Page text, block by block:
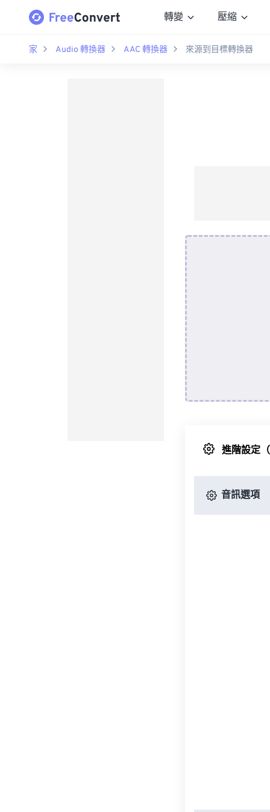
轉變 壓縮
家 Audio 轉換器 AAC 轉換器 來源到目標轉換器
進階設定
音訊選項